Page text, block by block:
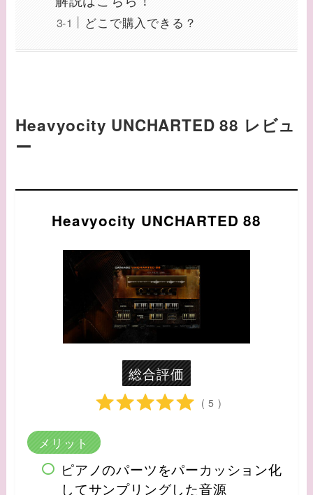
どこで購入できる？
Heavyocity UNCHARTED 88 レビュ
ー
Heavyocity UNCHARTED 88
総合評価
( 5 )
メリット
ピアノのパーツをパーカッション化
してサンプリングした音源